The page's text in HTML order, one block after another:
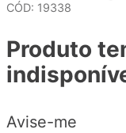
CÓD: 19338
Produto
Avise-me